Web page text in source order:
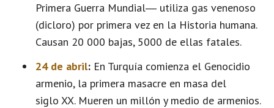
Primera Guerra Mundial― utiliza gas venenoso
(dicloro) por primera vez en la Historia humana.
Causan 20 000 bajas, 5000 de ellas fatales.
24 de abril: En Turquía comienza el Genocidio
armenio, la primera masacre en masa del
siglo XX. Mueren un millón y medio de armenios.